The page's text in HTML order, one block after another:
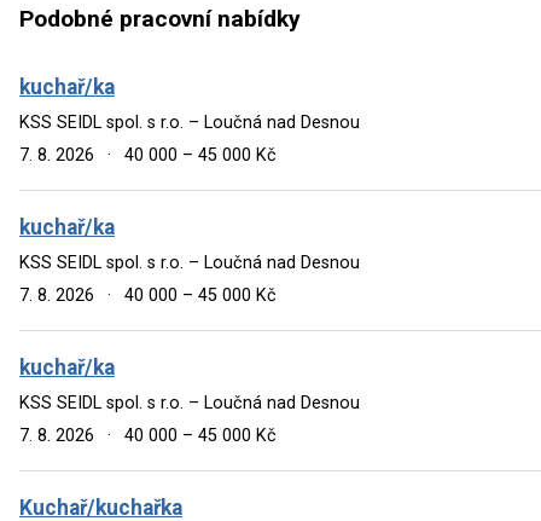
Podobné pracovní nabídky
kuchař/ka
KSS SEIDL spol. s r.o. – Loučná nad Desnou
7. 8. 2026
· 40 000 – 45 000 Kč
kuchař/ka
KSS SEIDL spol. s r.o. – Loučná nad Desnou
7. 8. 2026
· 40 000 – 45 000 Kč
kuchař/ka
KSS SEIDL spol. s r.o. – Loučná nad Desnou
7. 8. 2026
· 40 000 – 45 000 Kč
Kuchař/kuchařka